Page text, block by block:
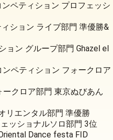
ペティション プロフェッシ
ション ライブ部門 準優勝&
ョン グループ部門 Ghazel el
ペティション フォークロア
クロア部門 東京ぬびあん
リエンタル部門 準優勝
ッショナルソロ部門 3位
Dance festa FID